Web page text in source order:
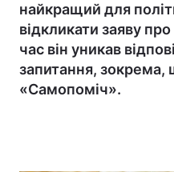
найкращий для
відкликати заяву
час він уникав
запитання, зокрема,
«Самопоміч».